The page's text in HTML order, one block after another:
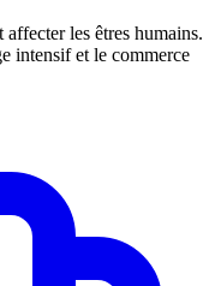
les êtres humains.
intensif et le commerce